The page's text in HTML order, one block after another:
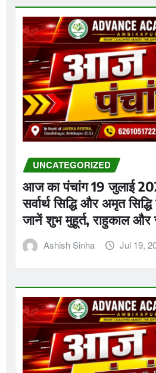
UNCATEGORIZED
आज का पंचांग 19 जुलाई
सर्वार्थ सिद्धि और अमृत
जानें शुभ मुहूर्त, राहुकाल
Ashish Sinha Jul 19,